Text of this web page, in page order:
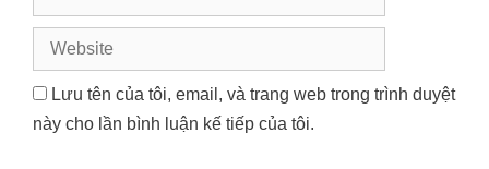
Website
Lưu tên của tôi, email, và trang web trong trình duyệt
này cho lần bình luận kế tiếp của tôi.